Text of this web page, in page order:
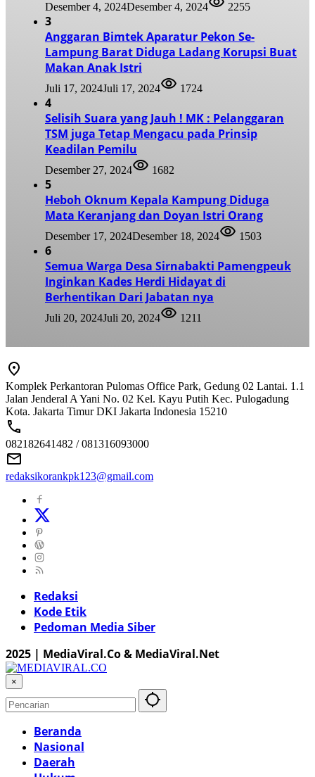
Desember 4, 2024Desember 4, 2024 2255
3
Anggaran Bimtek Aparatur Pekon Se-
Lampung Barat Diduga Ladang Korupsi Buat
Makan Anak Istri
Juli 17, 2024Juli 17, 2024 1724
4
Selisih Suara yang Jauh ! MK : Pelanggaran
TSM juga Tetap Mengacu pada Prinsip
Keadilan Pemilu
Desember 27, 2024 1682
5
Heboh Oknum Kepala Kampung Diduga
Mata Keranjang dan Doyan Istri Orang
Desember 17, 2024Desember 18, 2024 1503
6
Semua Warga Desa Sirnabakti Pamengpeuk
Inginkan Kades Herdi Hidayat di
Berhentikan Dari Jabatan nya
Juli 20, 2024Juli 20, 2024 1211
Komplek Perkantoran Pulomas Office Park, Gedung 02 Lantai. 1.1
Jalan Jenderal A Yani No. 02 Kel. Kayu Putih Kec. Pulogadung
Kota. Jakarta Timur DKI Jakarta Indonesia 15210
082182641482 / 081316093000
redaksikorankpk123@gmail.com
Redaksi
Kode Etik
Pedoman Media Siber
2025 | MediaViral.Co & MediaViral.Net
×
Beranda
Nasional
Daerah